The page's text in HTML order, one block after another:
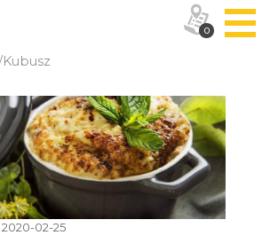
kubusz
2020-02-25
0